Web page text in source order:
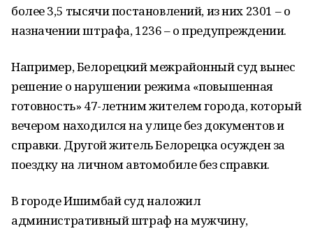
более 3,5 тысячи постановлений, из них 2301 – о
назначении штрафа, 1236 – о предупреждении.
Например, Белорецкий межрайонный суд вынес
решение о нарушении режима «повышенная
готовность» 47-летним жителем города, который
вечером находился на улице без документов и
справки. Другой житель Белорецка осужден за
поездку на личном автомобиле без справки.
В городе Ишимбай суд наложил
административный штраф на мужчину,